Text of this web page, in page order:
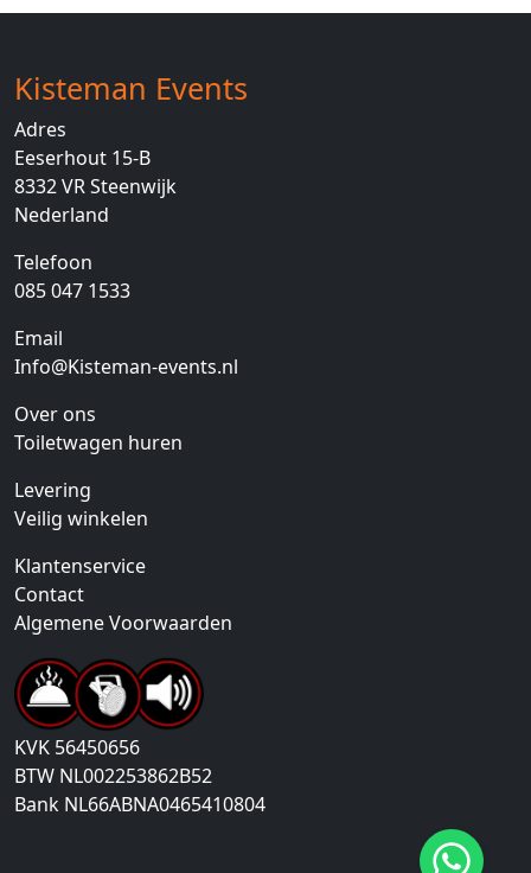
Kisteman Events
Adres
Eeserhout 15-B
8332 VRSteenwijk
Nederland
Telefoon
085 047 1533
Email
Info@Kisteman-events.nl
Over ons
Toiletwagen huren
Levering
Veilig winkelen
Klantenservice
Contact
Algemene Voorwaarden
KVK 56450656
BTW NL002253862B52
Bank NL66ABNA0465410804